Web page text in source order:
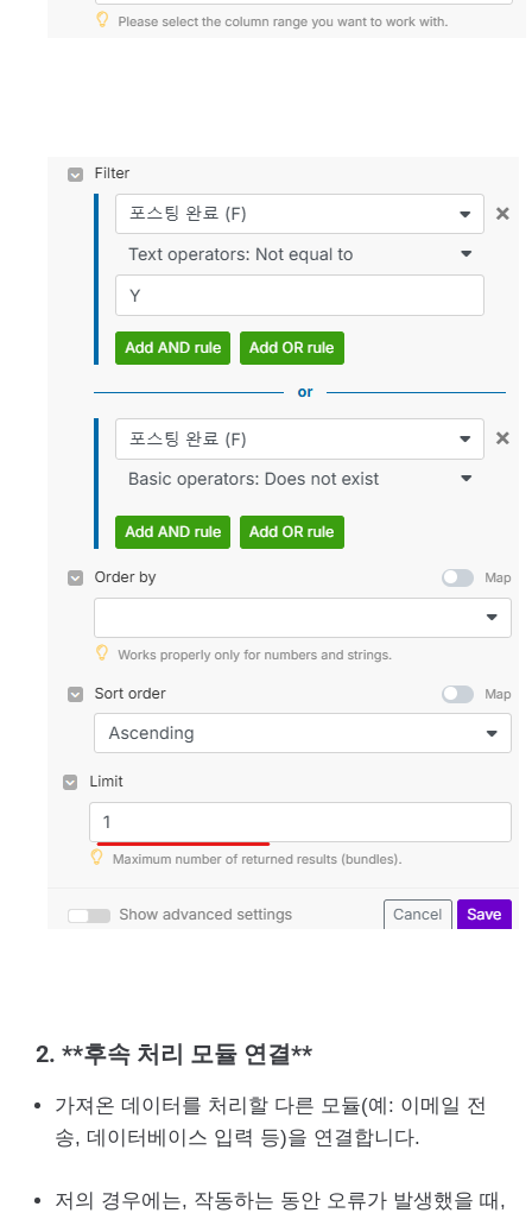
2. **후속 처리 모듈 연결**
가져온 데이터를 처리할 다른 모듈(예: 이메일 전
송, 데이터베이스 입력 등)을 연결합니다.
저의 경우에는, 작동하는 동안 오류가 발생했을 때,